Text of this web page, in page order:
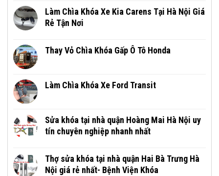
Làm Chìa Khóa Xe Kia Carens Tại Hà Nội Giá
Rẻ Tận Nơi
Thay Vỏ Chìa Khóa Gấp Ô Tô Honda
Làm Chìa Khóa Xe Ford Transit
Sửa khóa tại nhà quận Hoàng Mai Hà Nội uy
tín chuyên nghiệp nhanh nhất
Thợ sửa khóa tại nhà quận Hai Bà Trưng Hà
Nội giá rẻ nhất- Bệnh Viện Khóa